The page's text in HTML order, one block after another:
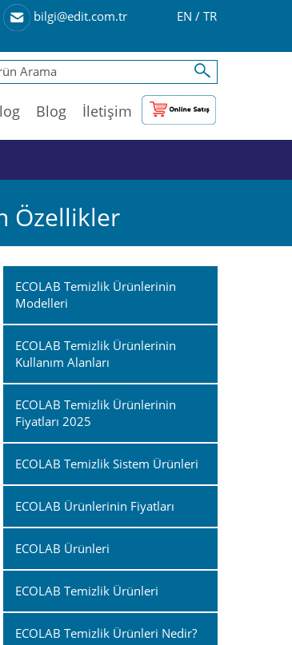
bilgi@edit.com.tr EN / TR
Blog İletişim
Özellikler
ECOLAB Temizlik Ürünlerinin
Modelleri
ECOLAB Temizlik Ürünlerinin
Kullanım Alanları
ECOLAB Temizlik Ürünlerinin
Fiyatları 2025
ECOLAB Temizlik Sistem Ürünleri
ECOLAB Ürünlerinin Fiyatları
ECOLAB Ürünleri
ECOLAB Temizlik Ürünleri
ECOLAB Temizlik Ürünleri Nedir?